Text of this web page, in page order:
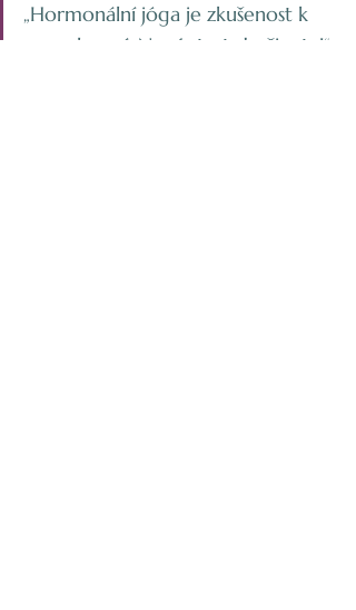
„Hormonální jóga je zkušenost k
nezaplacení. Nový start do života!“